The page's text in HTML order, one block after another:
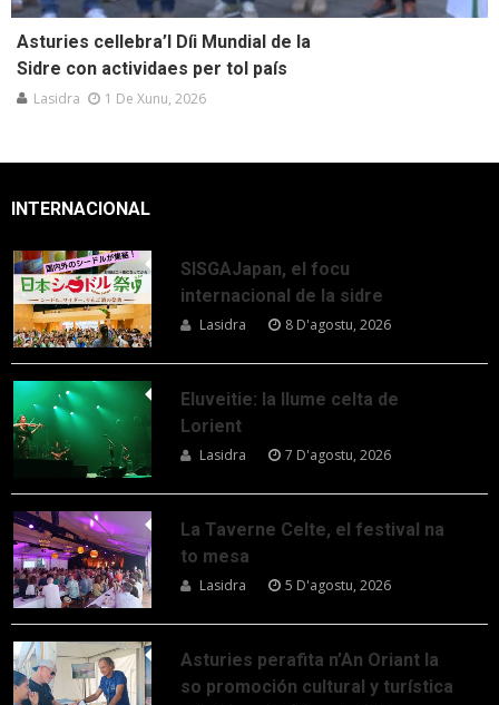
Asturies cellebra’l Díi Mundial de la
Sidre con actividaes per tol país
Lasidra 1 De Xunu, 2026
INTERNACIONAL
SISGAJapan, el focu
internacional de la sidre
Lasidra 8 D'agostu, 2026
Eluveitie: la llume celta de
Lorient
Lasidra 7 D'agostu, 2026
La Taverne Celte, el festival na
to mesa
Lasidra 5 D'agostu, 2026
Asturies perafita n’An Oriant la
so promoción cultural y turística